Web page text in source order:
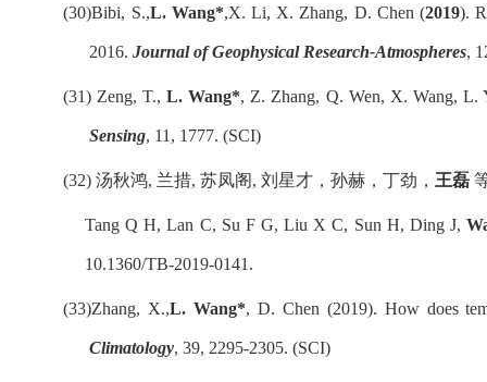
(30)Bibi, S.,L. Wang*,X. Li, X. Zhang, D. Chen (2019).
2016.Journal of Geophysical Research-Atmospheres,
(31) Zeng, T.,L. Wang*, Z. Zhang, Q. Wen, X. Wang, L.
Sensing, 11, 1777. (SCI)
(32) 汤秋鸿, 兰措,苏凤阁,刘星才，孙赫，丁劲， 王磊
Tang Q H, Lan C, Su F G, Liu X C, Sun H, Ding J,
10.1360/TB-2019-0141.
(33)Zhang, X.,L. Wang*, D. Chen (2019). How does
Climatology, 39, 2295-2305. (SCI)